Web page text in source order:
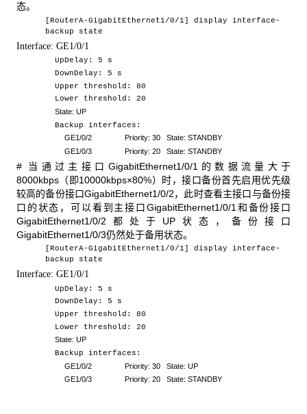
态。
[RouterA-GigabitEthernet1/0/1] display interface-
backup state
Interface: GE1/0/1
UpDelay: 5 s
DownDelay: 5 s
Upper threshold: 80
Lower threshold: 20
State: UP
Backup interfaces:
GE1/0/2 Priority: 30 State: STANDBY
GE1/0/3 Priority: 20 State: STANDBY
# 当通过主接口GigabitEthernet1/0/1的数据流量大于
8000kbps（即10000kbps×80%）时，接口备份首先启用优先级
较高的备份接口GigabitEthernet1/0/2，此时查看主接口与备份接
口的状态，可以看到主接口GigabitEthernet1/0/1和备份接口
GigabitEthernet1/0/2都处于UP状态，备份接口
GigabitEthernet1/0/3仍然处于备用状态。
[RouterA-GigabitEthernet1/0/1] display interface-
backup state
Interface: GE1/0/1
UpDelay: 5 s
DownDelay: 5 s
Upper threshold: 80
Lower threshold: 20
State: UP
Backup interfaces:
GE1/0/2 Priority: 30 State: UP
GE1/0/3 Priority: 20 State: STANDBY